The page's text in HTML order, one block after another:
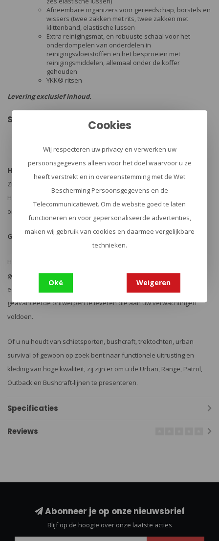
Afneembare organizers voor gereedschap, borstels en
wissers (twee zakken met rits, twee zakken met
klittenband, elastische lussen
Extra reinigingsmat, en robuuste schaal voor het
onderdompelen van onderdelen in
reinigingsvloeistoffen en het besproeien met
reinigingsmiddelen, allemaal onder de koffer
gehouden
YKK® ritsen
Levering exclusief inhoud.
Specificaties:
Afmetingen 29,5 x 15 x 5,5 cm
Helikon-Tex
Zij vragen zich nog steeds af hoeveel verder we kunnen komen.
Hoeveel uitdagingen en onontdekte gebieden liggen er nog voor
ons...
Ga mee op reis naar perfectie!
Helikon-Tex is ontstaan uit een ware passie voor avonturen en een
geweldige tijd buiten doorbrengen. Meer dan 35 jaar ervaring geeft
een solide achtergrond om vooruit te lopen op het spel en
geavanceerde ontwerpen te leveren die aan uw verwachtingen
voldoen.
Of u nu houdt van schietsporten, bushcraft, trektochten, urban
survival of gewoon op zoek bent naar functionele uitrusting en
kleding van hoge kwaliteit, zij zijn er om u de Urban, Range, Patrol,
Outback en Bushcraft-lijnen te presenteren.
Specificaties
Reviews
Abonneer je op onze nieuwsbrief
Blijf op de hoogte over onze laatste acties
Cookies
Wij respecteren uw privacy en verwerken uw
persoonsgegevens alleen voor het doel waarvoor u ze
heeft verstrekt en in overeenstemming met de Wet
Bescherming Persoonsgegevens en de
Telecommunicatiewet. Om de website goed te laten
functioneren en voor gepersonaliseerde advertenties,
maken wij gebruik van cookies en daarmee vergelijkbare
technieken.
Oké Weigeren